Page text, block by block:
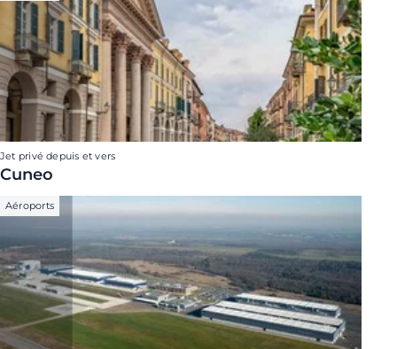
Jet privé depuis et vers
Cuneo
Aéroports